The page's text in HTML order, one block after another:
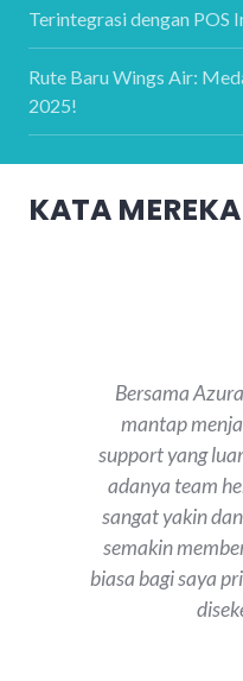
Terintegrasi dengan POS
Rute Baru Wings Air:
2025!
KATA MEREKA
Bersama
mantap
support yang
adanya team
sangat yakin
semakin
biasa bagi saya